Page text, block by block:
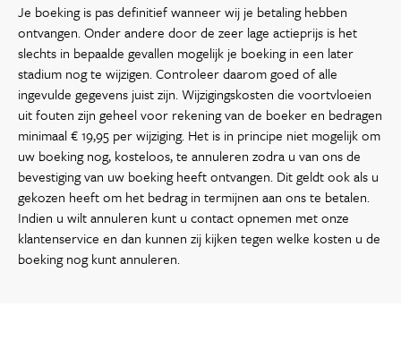
Je boeking is pas definitief wanneer wij je betaling hebben
ontvangen. Onder andere door de zeer lage actieprijs is het
slechts in bepaalde gevallen mogelijk je boeking in een later
stadium nog te wijzigen. Controleer daarom goed of alle
ingevulde gegevens juist zijn. Wijzigingskosten die voortvloeien
uit fouten zijn geheel voor rekening van de boeker en bedragen
minimaal € 19,95 per wijziging. Het is in principe niet mogelijk om
uw boeking nog, kosteloos, te annuleren zodra u van ons de
bevestiging van uw boeking heeft ontvangen. Dit geldt ook als u
gekozen heeft om het bedrag in termijnen aan ons te betalen.
Indien u wilt annuleren kunt u contact opnemen met onze
klantenservice en dan kunnen zij kijken tegen welke kosten u de
boeking nog kunt annuleren.